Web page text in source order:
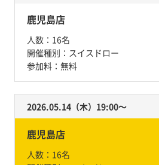
鹿児島店
人数： 16名
開催種別： スイスドロー
参加料： 無料
2026.05.14（木）19:00〜
鹿児島店
人数： 16名